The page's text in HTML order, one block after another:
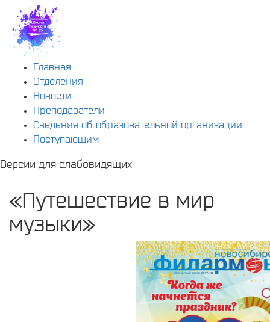
Главная
Отделения
Новости
Преподаватели
Сведения об образовательной организации
Поступающим
Версии для слабовидящих
«Путешествие в мир
музыки»